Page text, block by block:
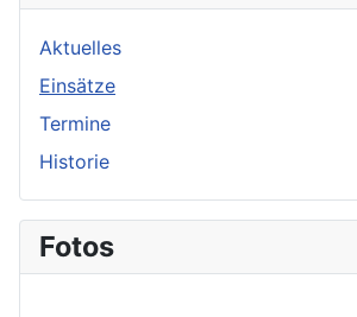
Aktuelles
Einsätze
Termine
Historie
Fotos